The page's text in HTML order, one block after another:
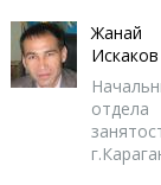
Жанай
Искаков
отдела